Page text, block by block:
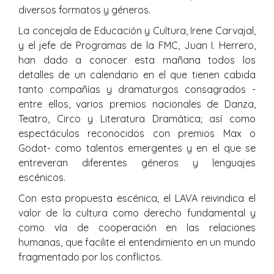
diversos formatos y géneros.
La concejala de Educación y Cultura, Irene Carvajal,
y el jefe de Programas de la FMC, Juan I. Herrero,
han dado a conocer esta mañana todos los
detalles de un calendario en el que tienen cabida
tanto compañías y dramaturgos consagrados -
entre ellos, varios premios nacionales de Danza,
Teatro, Circo y Literatura Dramática; así como
espectáculos reconocidos con premios Max o
Godot- como talentos emergentes y en el que se
entreveran diferentes géneros y lenguajes
escénicos.
Con esta propuesta escénica, el LAVA reivindica el
valor de la cultura como derecho fundamental y
como vía de cooperación en las relaciones
humanas, que facilite el entendimiento en un mundo
fragmentado por los conflictos.